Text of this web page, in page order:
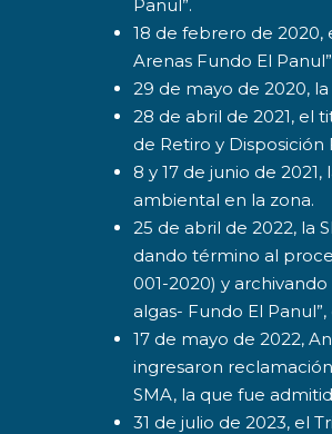
Panul”.
18 de febrero de 2020,
Arenas Fundo El
29 de mayo de 2020,
28 de abril de 2021, el
de Retiro y Disposición
8 y 17 de junio de
ambiental en la zona.
25 de abril de 2022, la
dando término al
001-2020) y
algas- Fundo El
17 de mayo de 2022,
ingresaron
SMA, la que fue
31 de julio de 2023, el